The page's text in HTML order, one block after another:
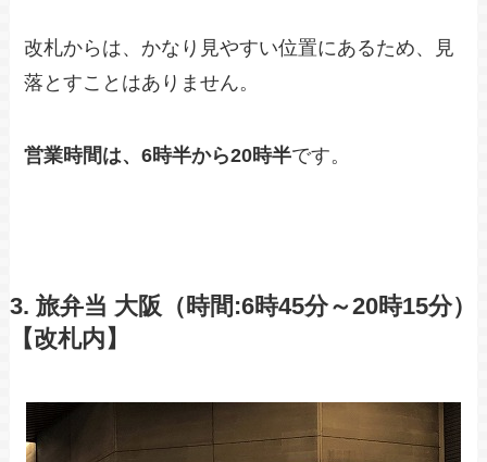
改札からは、かなり見やすい位置にあるため、見
落とすことはありません。
営業時間は、6時半から20時半です。
3. 旅弁当 大阪（時間:6時45分～20時15分）
【改札内】